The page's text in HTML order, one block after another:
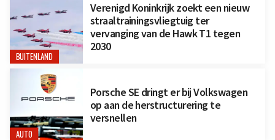
BUITENLAND
Verenigd Koninkrijk zoekt een nieuw
straaltrainingsvliegtuig ter
vervanging van de Hawk T1 tegen
2030
AUTO
Porsche SE dringt er bij Volkswagen
op aan de herstructurering te
versnellen